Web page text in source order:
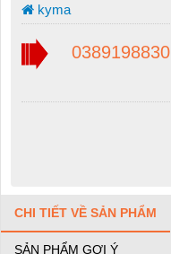
kyma
0389198830
CHI TIẾT VỀ SẢN PHẨM
SẢN PHẨM GỢI Ý